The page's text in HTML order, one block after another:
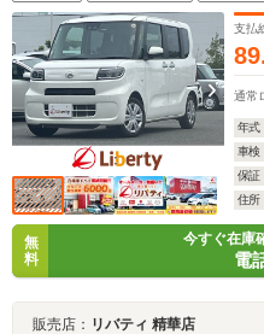
支払
通常
年式
車検
保証
住所
無
料
今すぐ在庫
電
販売店： リバティ 精華店